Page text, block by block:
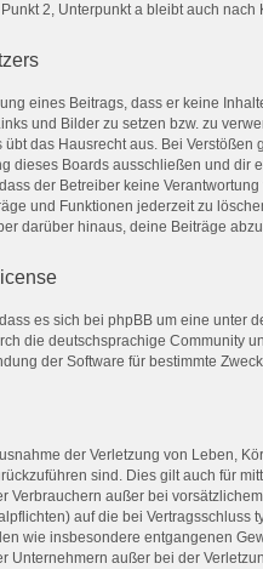
2, Unterpunkt a bleibt auch
eines Beitrags, dass er keine
und Bilder zu setzen bzw. zu
übt das Hausrecht aus. Bei
dieses Boards ausschließen und dir
der Betreiber keine
und Funktionen jederzeit zu
darüber hinaus, deine Beiträge
es sich bei phpBB um eine unter
die deutschsprachige Community
der Software für bestimmte
der Verletzung von Leben,
sind. Dies gilt auch für
Verbrauchern außer bei
auf die bei
wie insbesondere entgangenen
Unternehmern außer bei der